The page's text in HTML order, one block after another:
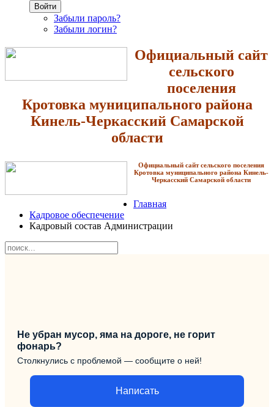
Войти
Забыли пароль?
Забыли логин?
Официальный сайт
сельского
поселения
Кротовка муниципального района
Кинель-Черкасский Самарской
области
Официальный сайт сельского поселения
Кротовка муниципального района Кинель-
Черкасский Самарской области
Главная
Кадровое обеспечение
Кадровый состав Администрации
Не убран мусор, яма на дороге, не горит
фонарь?
Столкнулись с проблемой — сообщите о ней!
Написать